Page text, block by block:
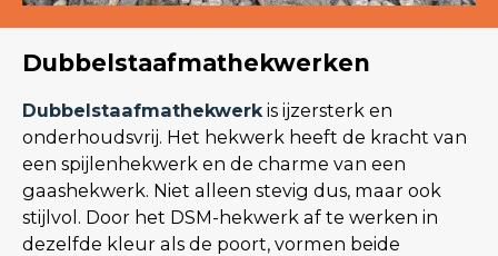
Dubbelstaafmathekwerken
Dubbelstaafmathekwerk is ijzersterk en
onderhoudsvrij. Het hekwerk heeft de kracht van
een spijlenhekwerk en de charme van een
gaashekwerk. Niet alleen stevig dus, maar ook
stijlvol. Door het DSM-hekwerk af te werken in
dezelfde kleur als de poort, vormen beide